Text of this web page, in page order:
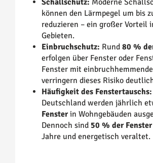
Schallschutz: Moderne
können den Lärmpegel um bis
reduzieren – ein großer Vorteil
Gebieten.
Einbruchschutz: Rund 80 %
erfolgen über Fenster oder
Fenster mit
verringern dieses Risiko
Häufigkeit des Fenstertauschs:
Deutschland werden jährlich
Fensterin Wohngebäuden
Dennoch sind 50 % der Fenster
Jahre und energetisch veraltet.